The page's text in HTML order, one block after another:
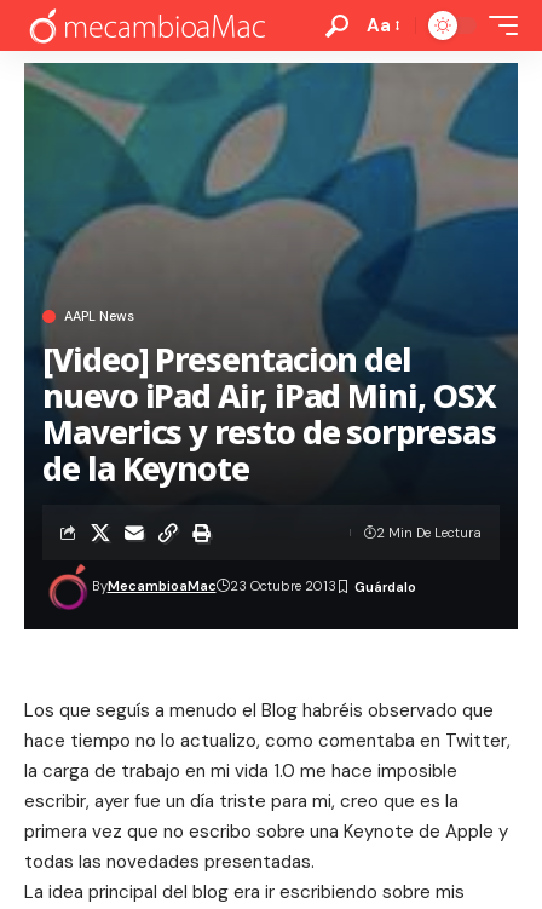
Aa
AAPL News
[Video] Presentacion del
nuevo iPad Air, iPad Mini, OSX
Maverics y resto de sorpresas
de la Keynote
ByMecambioaMac 23 Octubre 2013
2 Min De Lectura
Los que seguís a menudo el Blog habréis observado que
hace tiempo no lo actualizo, como comentaba en Twitter,
la carga de trabajo en mi vida 1.0 me hace imposible
escribir, ayer fue un día triste para mi, creo que es la
primera vez que no escribo sobre una Keynote de Apple y
todas las novedades presentadas.
La idea principal del blog era ir escribiendo sobre mis